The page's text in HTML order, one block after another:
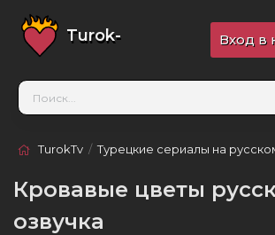
Turok- Вход в
TurokTv /Турецкие сериалы на
Кровавые цветы
озвучка